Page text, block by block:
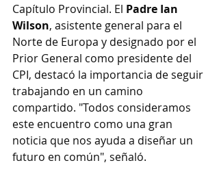
Capítulo Provincial. El Padre Ian
Wilson, asistente general para el
Norte de Europa y designado por el
Prior General como presidente del
CPI, destacó la importancia de seguir
trabajando en un camino
compartido. "Todos consideramos
este encuentro como una gran
noticia que nos ayuda a diseñar un
futuro en común", señaló.